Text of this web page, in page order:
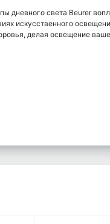
дневного света Beurer
искусственного
делая освещение